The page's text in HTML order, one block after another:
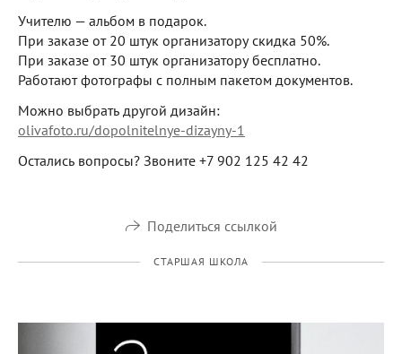
Учителю — альбом в подарок.
При заказе от 20 штук организатору скидка 50%.
При заказе от 30 штук организатору бесплатно.
Работают фотографы с полным пакетом документов.
Можно выбрать другой дизайн:
olivafoto.ru/dopolnitelnye-dizayny-1
Остались вопросы? Звоните +7 902 125 42 42
Поделиться ссылкой
СТАРШАЯ ШКОЛА